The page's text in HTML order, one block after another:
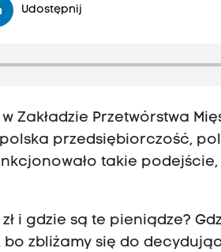
Udostępnij
Przetwórstwa
przedsiębiorczość,
takie
i gdzie są te pieniądze?
bo zbliżamy się do